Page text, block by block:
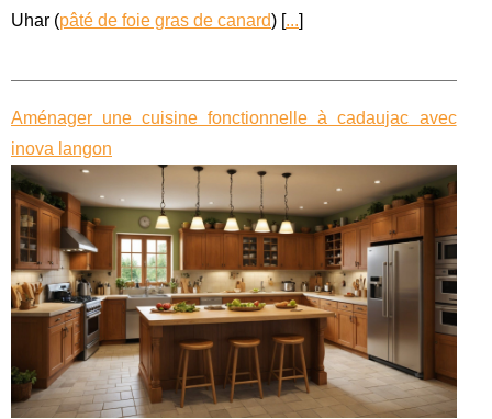
Uhar (pâté de foie gras de canard) [...]
Aménager une cuisine fonctionnelle à cadaujac avec
inova langon